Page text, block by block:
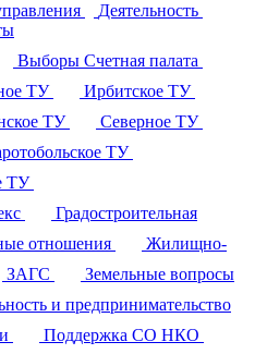
Деятельность
Выборы Счетная палата
ТУ
Ирбитское ТУ
ТУ
Северное ТУ
ТУ
ТУ
Градостроительная
отношения
Жилищно-
ЗАГС
Земельные вопросы
и предпринимательство
Поддержка СО НКО